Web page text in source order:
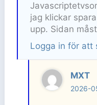
jag klickar
upp. Sidan
Logga in för att
MXT
2026-